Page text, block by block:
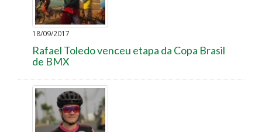
18/09/2017
Rafael Toledo venceu etapa da Copa Brasil
de BMX